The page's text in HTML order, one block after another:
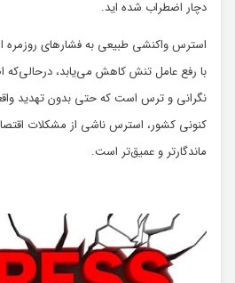
دچار اضطراب شده اید.
استرس واکنشی طبیعی به فشارهای روزمره
با رفع عامل تنش کاهش می‌یابد، درحالی‌که
نگرانی و ترس است که حتی بدون تهدید
کنونی کشور، استرس ناشی از مشکلات
ماندگارتر و عمیق‌تر است.